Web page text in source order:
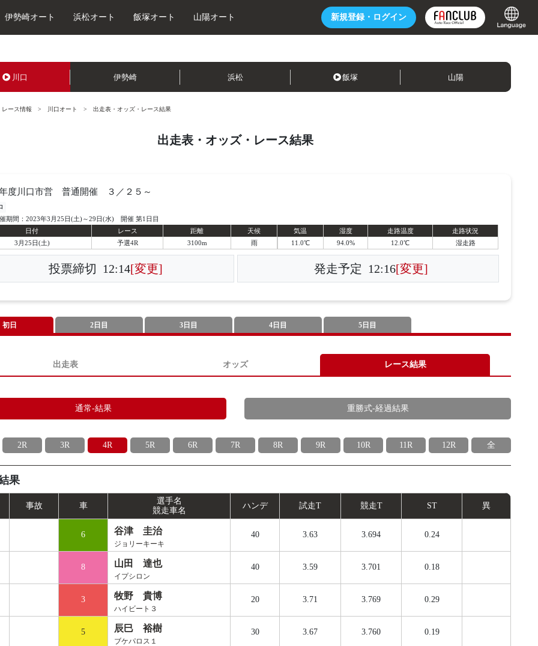
新規登録・ ログイン
伊勢崎オート 浜松オート 飯塚オート 山陽オート
川口 伊勢崎 浜松 飯塚 山陽
レース情報 川口オート 出走表・オッズ・レース結果
出走表・オッズ・レース結果
度川口市営 普通開催 ３／２５～
期間：2023年3月25日(土)～29日(水) 開催 第1日目
日付
レース 距離
天候
3月25日(土)
予選4R 3100m 雨
気温 湿度 走路温度
走路状況
11.0℃
94.0% 12.0℃ 湿走路
投票締切 12:14[変更] 発走予定 12:16[変更]
初日 2日目 3日目 4日目 5日目
出走表 オッズ レース結果
通常-結果 重勝式-経過結果
2R 3R 4R 5R 6R 7R 8R 9R 10R 11R 12R 全
果
事故 車
選手名
競走車名
ハンデ 試走T 競走T ST 異
6 谷津 圭治
ジョリーキーキ
40 3.63 3.694 0.24
8 山田 達也
イプシロン
40 3.59 3.701 0.18
3 牧野 貴博
ハイビート３
20 3.71 3.769 0.29
5 辰巳 裕樹
ブケパロス１
30 3.67 3.760 0.19